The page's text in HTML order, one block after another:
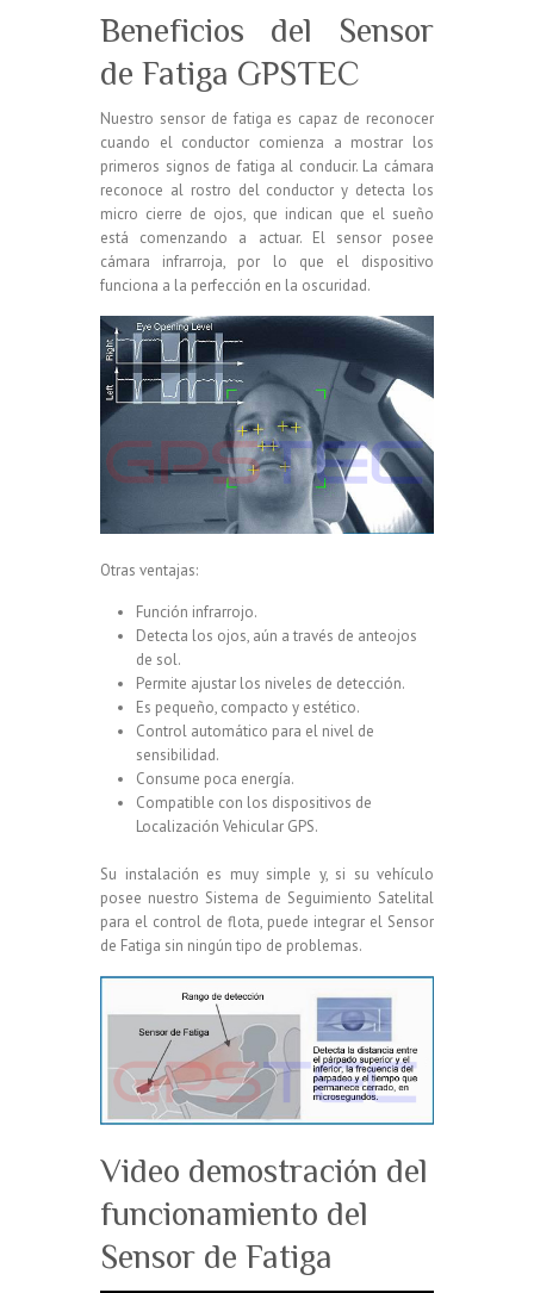
Beneficios del Sensor
de Fatiga GPSTEC
Nuestro sensor de fatiga es capaz de reconocer
cuando el conductor comienza a mostrar los
primeros signos de fatiga al conducir. La cámara
reconoce al rostro del conductor y detecta los
micro cierre de ojos, que indican que el sueño
está comenzando a actuar. El sensor posee
cámara infrarroja, por lo que el dispositivo
funciona a la perfección en la oscuridad.
Otras ventajas:
Función infrarrojo.
Detecta los ojos, aún a través de anteojos
de sol.
Permite ajustar los niveles de detección.
Es pequeño, compacto y estético.
Control automático para el nivel de
sensibilidad.
Consume poca energía.
Compatible con los dispositivos de
Localización Vehicular GPS.
Su instalación es muy simple y, si su vehículo
posee nuestro Sistema de Seguimiento Satelital
para el control de flota, puede integrar el Sensor
de Fatiga sin ningún tipo de problemas.
Video demostración del
funcionamiento del
Sensor de Fatiga